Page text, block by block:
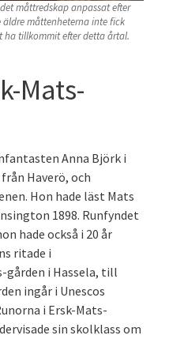
måttredskap anpassat efter
äldre måttenheterna inte fick
ha tillkommit efter detta årtal.
Mats-
Anna Björk i
Haverö, och
Hon hade läst Mats
1898. Runfyndet
hade också i 20 år
ritade i
gården i Hassela, till
ingår i Unescos
i Ersk-Mats-
sin skolklass om